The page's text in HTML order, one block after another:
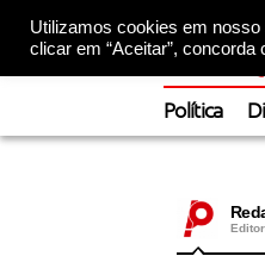
Utilizamos cookies em
clicar em “Aceitar”,
Política